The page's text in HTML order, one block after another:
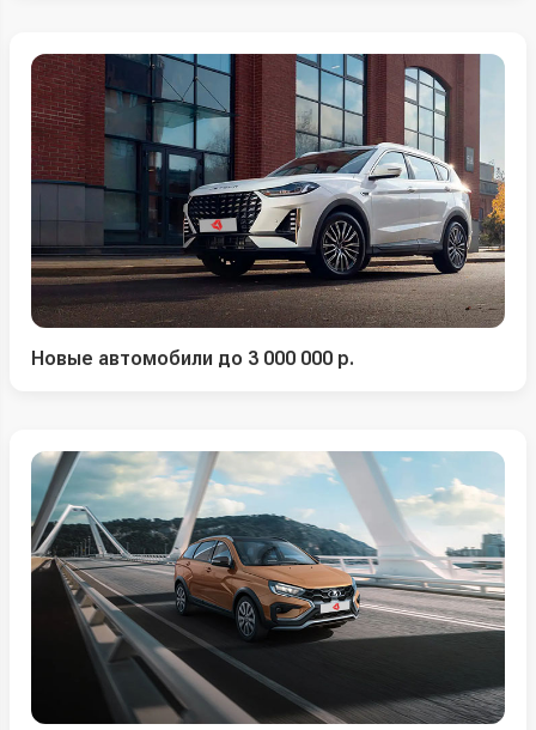
Новые автомобили до 3 000 000 р.